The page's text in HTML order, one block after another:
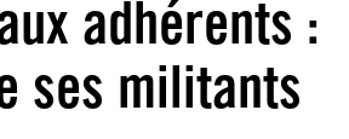
adhérents :
ses militants